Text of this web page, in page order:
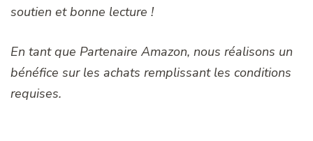
soutien et bonne lecture !
En tant que Partenaire Amazon, nous réalisons un
bénéfice sur les achats remplissant les conditions
requises.